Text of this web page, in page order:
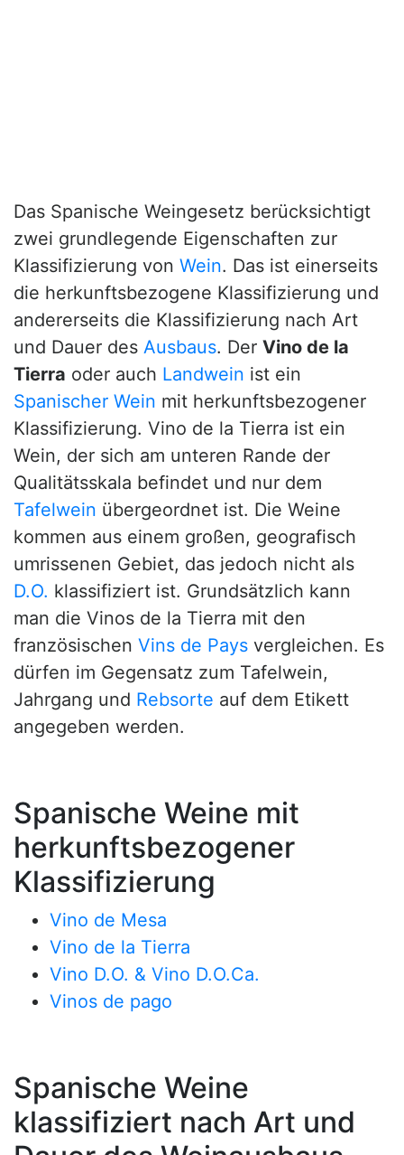
Das Spanische Weingesetz berücksichtigt
zwei grundlegende Eigenschaften zur
Klassifizierung von Wein. Das ist einerseits
die herkunftsbezogene Klassifizierung und
andererseits die Klassifizierung nach Art
und Dauer des Ausbaus. Der Vino de la
Tierra oder auch Landwein ist ein
Spanischer Wein mit herkunftsbezogener
Klassifizierung. Vino de la Tierra ist ein
Wein, der sich am unteren Rande der
Qualitätsskala befindet und nur dem
Tafelwein übergeordnet ist. Die Weine
kommen aus einem großen, geografisch
umrissenen Gebiet, das jedoch nicht als
D.O. klassifiziert ist. Grundsätzlich kann
man die Vinos de la Tierra mit den
französischen Vins de Pays vergleichen. Es
dürfen im Gegensatz zum Tafelwein,
Jahrgang und Rebsorte auf dem Etikett
angegeben werden.
Spanische Weine mit
herkunftsbezogener
Klassifizierung
Vino de Mesa
Vino de la Tierra
Vino D.O. & Vino D.O.Ca.
Vinos de pago
Spanische Weine
klassifiziert nach Art und